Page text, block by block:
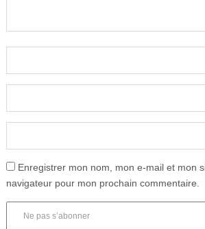
Enregistrer mon nom, mon e-mail et mon
navigateur pour mon prochain commentaire.